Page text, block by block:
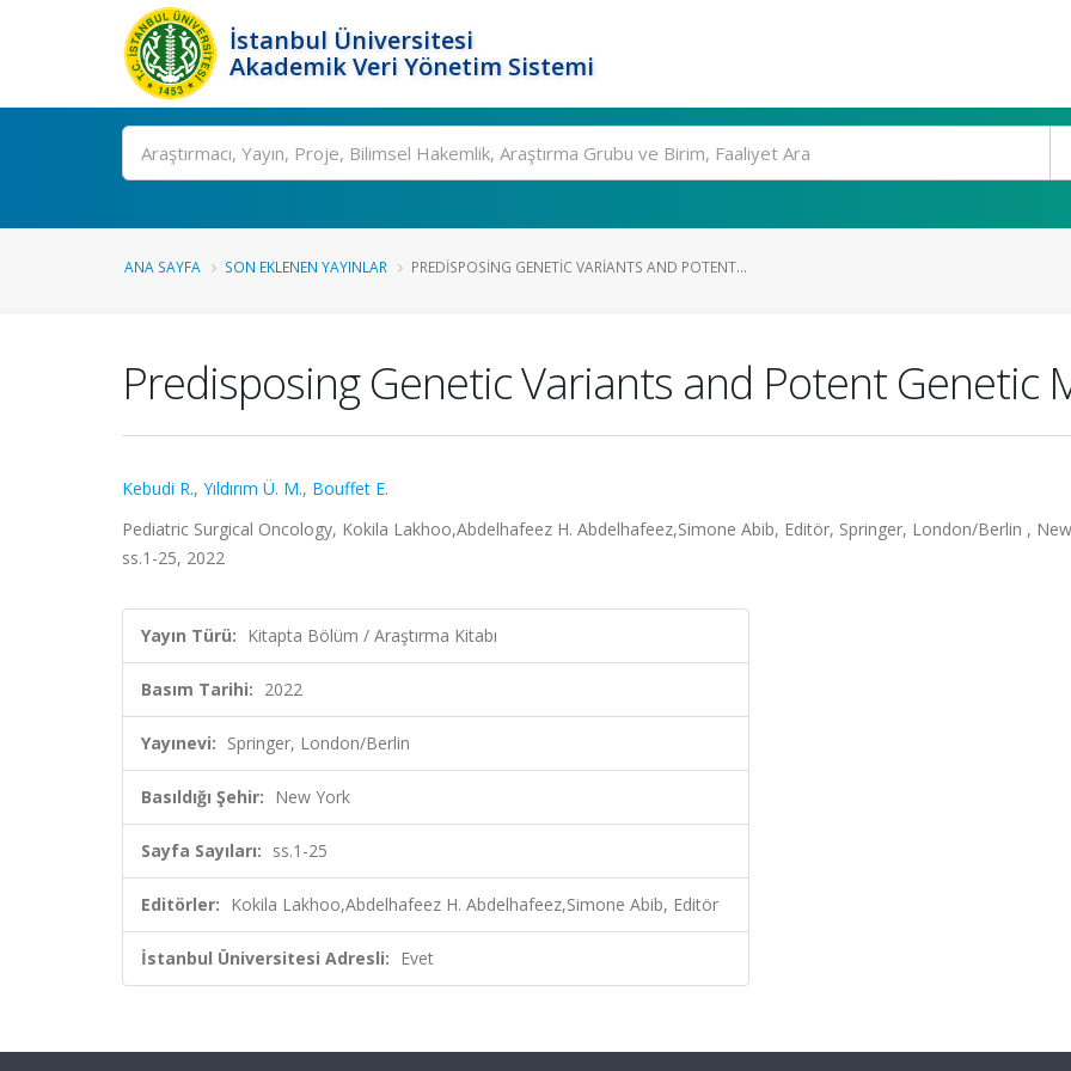
İstanbul Üniversitesi
Akademik Veri Yönetim Sistemi
Ara
ANA SAYFA SON EKLENEN YAYINLAR PREDISPOSING GENETIC VARIANTS AND POTENT...
Predisposing Genetic Variants and Potent Genetic
Kebudi R., Yıldırım Ü. M., Bouffet E.
Pediatric Surgical Oncology, Kokila Lakhoo,Abdelhafeez H. Abdelhafeez,Simone Abib, Editör, Springer, London/Berlin ,
ss.1-25, 2022
Yayın Türü: Kitapta Bölüm / Araştırma Kitabı
Basım Tarihi: 2022
Yayınevi: Springer, London/Berlin
Basıldığı Şehir: New York
Sayfa Sayıları: ss.1-25
Editörler: Kokila Lakhoo,Abdelhafeez H. Abdelhafeez,Simone Abib, Editör
İstanbul Üniversitesi Adresli: Evet